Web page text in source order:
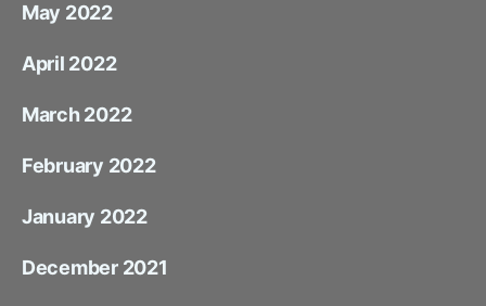
May 2022
April 2022
March 2022
February 2022
January 2022
December 2021